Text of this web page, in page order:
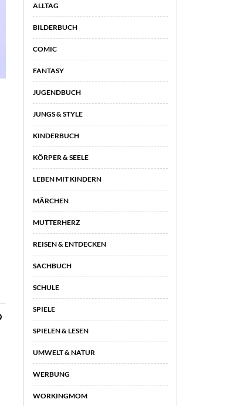
ALLTAG
BILDERBUCH
COMIC
FANTASY
JUGENDBUCH
JUNGS & STYLE
KINDERBUCH
KÖRPER & SEELE
LEBEN MIT KINDERN
MÄRCHEN
MUTTERHERZ
REISEN & ENTDECKEN
SACHBUCH
SCHULE
SPIELE
SPIELEN & LESEN
UMWELT & NATUR
WERBUNG
WORKINGMOM